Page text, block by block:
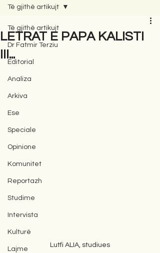
Të gjithë artikujt
Dr Fatmir Terziu
Editorial
Analiza
Arkiva
Ese
Speciale
Opinione
Komunitet
Reportazh
Studime
Intervista
Kulturë
Lajme
Të gjithë artikujt
LETRAT E PAPA KALISTI
III...
Lutfi ALIA, studiues